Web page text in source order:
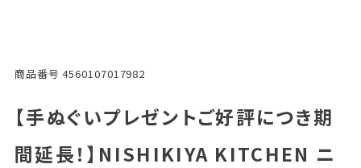
商品番号 4560107017982
【手ぬぐいプレゼントご好評につき期
間延長！】NISHIKIYA KITCHEN ニ